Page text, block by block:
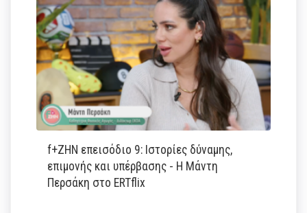
f+ΖΗΝ επεισόδιο 9: Ιστορίες δύναμης,
επιμονής και υπέρβασης - Η Μάντη
Περσάκη στο ERTflix